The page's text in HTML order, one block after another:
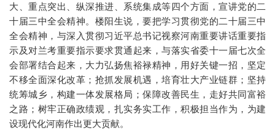
大、重点突出、纵深推进、系统集成等四个方面，宣讲党的二
十届三中全会精神。楼阳生说，要把学习贯彻党的二十届三中
全会精神，与深入贯彻习近平总书记视察河南重要讲话重要指
示及对兰考重要指示要求贯通起来，与落实省委十一届七次全
会部署结合起来，大力弘扬焦裕禄精神，用好关键一招，坚定
不移全面深化改革；抢抓发展机遇，培育壮大产业链群；坚持
统筹城乡，构建一体发展格局；保障改善民生，走好共同富裕
之路；树牢正确政绩观，扎实务实工作，积极担当作为，为建
设现代化河南作出更大贡献。